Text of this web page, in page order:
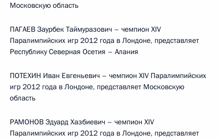
Московскую область
ПАГАЕВ Заурбек Таймуразович – чемпион XIV
Паралимпийских игр 2012 года в Лондоне, представляет
Республику Северная Осетия – Алания
ПОТЕХИН Иван Евгеньевич – чемпион XIV Паралимпийских
игр 2012 года в Лондоне, представляет Московскую
область
РАМОНОВ Эдуард Хазбиевич – чемпион XIV
Паралимпийских игр 2012 года в Лондоне, представляет